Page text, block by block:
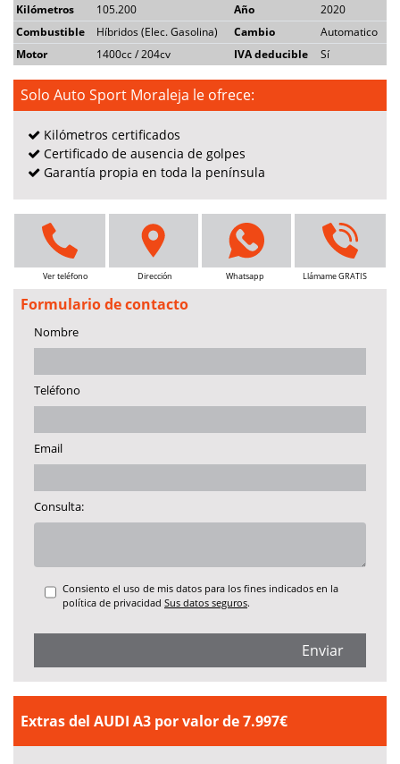
Kilómetros 105.200 Año
2020
Combustible
Híbridos (elec. Gasolina) Cambio
Automatico
Motor
1400cc / 204cv IVA deducible Sí
Solo Auto Sport Moraleja le ofrece:
Kilómetros certificados
Certificado de ausencia de golpes
Garantía propia en toda la península
Ver teléfono Dirección Whatsapp Llámame GRATIS
Formulario de contacto
Nombre
Teléfono
Email
Consulta:
Consiento el uso de mis datos para los fines indicados en la
política de privacidad Sus datos seguros.
Enviar
Extras del AUDI A3 por valor de 7.997€